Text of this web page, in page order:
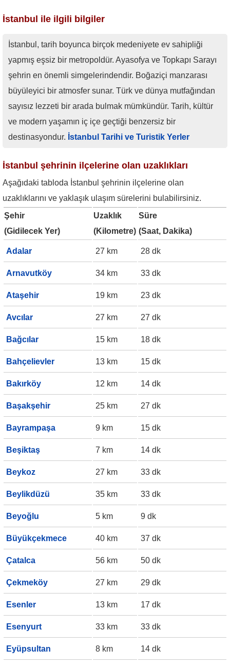
İstanbul ile ilgili bilgiler
İstanbul, tarih boyunca birçok medeniyete ev sahipliği
yapmış eşsiz bir metropoldür. Ayasofya ve Topkapı Sarayı
şehrin en önemli simgelerindendir. Boğaziçi manzarası
büyüleyici bir atmosfer sunar. Türk ve dünya mutfağından
sayısız lezzeti bir arada bulmak mümkündür. Tarih, kültür
ve modern yaşamın iç içe geçtiği benzersiz bir
destinasyondur. İstanbul Tarihi ve Turistik Yerler
İstanbul şehrinin ilçelerine olan uzaklıkları
Aşağıdaki tabloda İstanbul şehrinin ilçelerine olan
uzaklıklarını ve yaklaşık ulaşım sürelerini bulabilirsiniz.
Şehir
(Gidilecek Yer)
Uzaklık
(Kilometre)
Süre
(Saat, Dakika)
Adalar 27 km 28 dk
Arnavutköy 34 km 33 dk
Ataşehir 19 km 23 dk
Avcılar 27 km 27 dk
Bağcılar 15 km 18 dk
Bahçelievler 13 km 15 dk
Bakırköy 12 km 14 dk
Başakşehir 25 km 27 dk
Bayrampaşa 9 km 15 dk
Beşiktaş 7 km 14 dk
Beykoz 27 km 33 dk
Beylikdüzü 35 km 33 dk
Beyoğlu 5 km 9 dk
Büyükçekmece 40 km 37 dk
Çatalca 56 km 50 dk
Çekmeköy 27 km 29 dk
Esenler 13 km 17 dk
Esenyurt 33 km 33 dk
Eyüpsultan 8 km 14 dk